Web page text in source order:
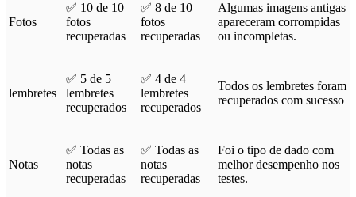
Fotos
✅ 10 de 10
fotos
recuperadas
✅ 8 de 10
fotos
recuperadas
Algumas imagens antigas
apareceram corrompidas
ou incompletas.
lembretes
✅ 5 de 5
lembretes
recuperados
✅ 4 de 4
lembretes
recuperados
Todos os lembretes foram
recuperados com sucesso
Notas
✅ Todas as
notas
recuperadas
✅ Todas as
notas
recuperadas
Foi o tipo de dado com
melhor desempenho nos
testes.